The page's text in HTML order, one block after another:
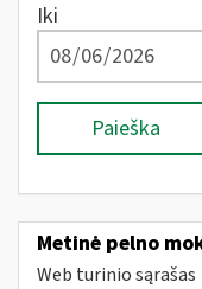
Iki
Paieška
Metinė pelno
Web turinio sąrašas